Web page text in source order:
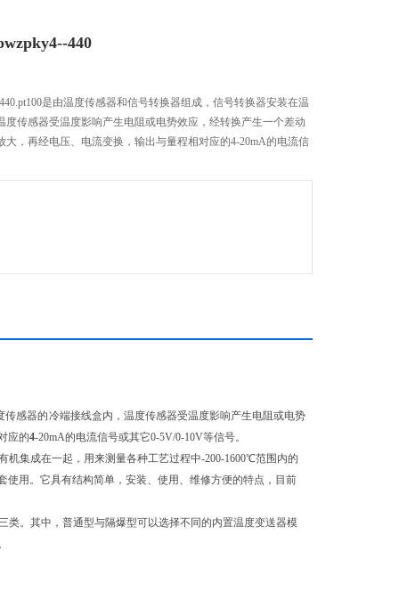
440
是由温度传感器和信号转换器组成，信号转换器安装在温
度传感器受温度影响产生电阻或电势效应，经转换产生一个差动
大，再经电压、电流变换，输出与量程相对应的4-20mA的电流信
感器的冷端接线盒内，温度传感器受温度影响产生电阻或电势
应的4-20mA的电流信号或其它0-5V/0-10V等信号。
机集成在一起，用来测量各种工艺过程中-200-1600℃范围内的
用。它具有结构简单，安装、使用、维修方便的特点，目前
类。其中，普通型与隔爆型可以选择不同的内置温度变送器模